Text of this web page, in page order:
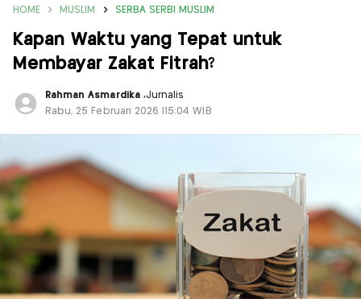
HOME MUSLIM SERBA SERBI MUSLIM
Kapan Waktu yang Tepat untuk
Membayar Zakat Fitrah?
Rahman Asmardika ,Jurnalis
Rabu, 25 Februari 2026 |15:04 WIB